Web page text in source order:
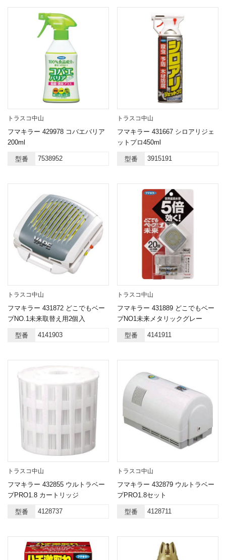
トラスコ中山
フマキラー 429978 コバエバリア
200ml
型番 7538952
トラスコ中山
フマキラー 431667 シロアリジェ
ットプロ450ml
型番 3915191
トラスコ中山
フマキラー 431872 どこでもベー
プNO.1未来取替え用2個入
型番 4141903
トラスコ中山
フマキラー 431889 どこでもベー
プNO1未来メタリックグレー
型番 4141911
トラスコ中山
フマキラー 432855 ウルトラベー
プPRO1.8 カートリッジ
型番 4128737
トラスコ中山
フマキラー 432879 ウルトラベー
プPRO1.8セット
型番 4128711